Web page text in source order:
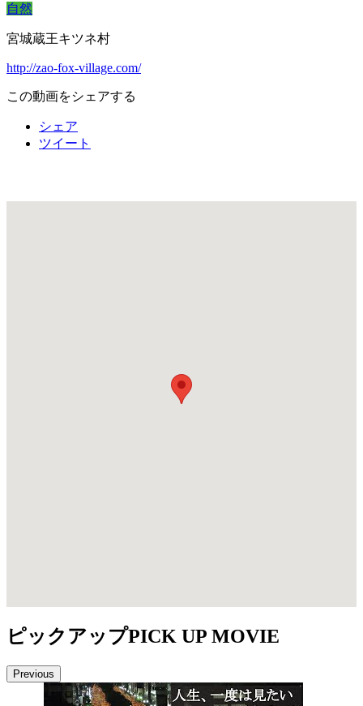
自然
宮城蔵王キツネ村
http://zao-fox-village.com/
この動画をシェアする
シェア
ツイート
ピックアップPICK UP MOVIE
Previous